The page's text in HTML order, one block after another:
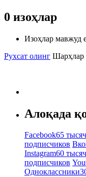
0 изоҳлар
Изоҳлар мавжуд
Рухсат олинг Шарҳлар
Алоқада
Facebook65
подписчиков
Instagram60
подписчиков
Одноклассники